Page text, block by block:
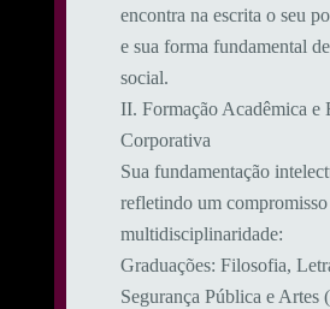
encontra na escrita o seu
e sua forma fundamental
social.
​II. Formação Acadêmica e
Corporativa
​Sua fundamentação
refletindo um
multidisciplinaridade:
​Graduações: Filosofia,
Segurança Pública e Artes